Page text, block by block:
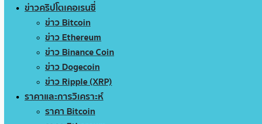
ข่าวคริปโตเคอเรนซี่
ข่าว Bitcoin
ข่าว Ethereum
ข่าว Binance Coin
ข่าว Dogecoin
ข่าว Ripple (XRP)
ราคาและการวิเคราะห์
ราคา Bitcoin